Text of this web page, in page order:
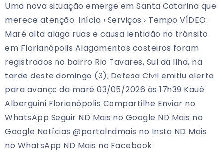
Uma nova situação emerge em Santa Catarina que
merece atenção. Início › Serviços › Tempo VÍDEO:
Maré alta alaga ruas e causa lentidão no trânsito
em Florianópolis Alagamentos costeiros foram
registrados no bairro Rio Tavares, Sul da Ilha, na
tarde deste domingo (3); Defesa Civil emitiu alerta
para avanço da maré 03/05/2026 às 17h39 Kauê
Alberguini Florianópolis Compartilhe Enviar no
WhatsApp Seguir ND Mais no Google ND Mais no
Google Notícias @portalndmais no Insta ND Mais
no WhatsApp ND Mais no Facebook